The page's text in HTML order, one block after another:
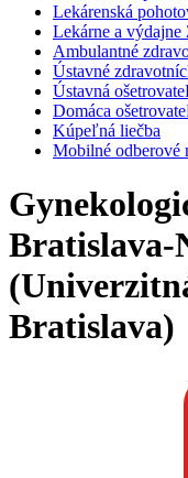
Lekárenská
Lekárne a výdajne
Ambulantné
Ústavné
Ústavná
Domáca
Kúpeľná liečba
Mobilné odberové
Bratislava-
Bratislava)